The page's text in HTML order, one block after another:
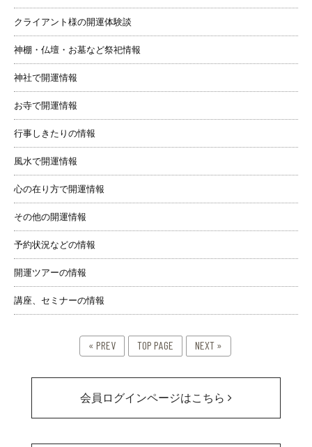
クライアント様の開運体験談
神棚・仏壇・お墓など祭祀情報
神社で開運情報
お寺で開運情報
行事しきたりの情報
風水で開運情報
心の在り方で開運情報
その他の開運情報
予約状況などの情報
開運ツアーの情報
講座、セミナーの情報
« PREV TOP PAGE NEXT »
会員ログインページはこちら